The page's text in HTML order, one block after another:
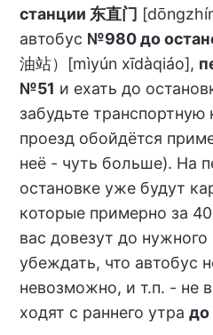
станции 东直门
автобус №980 до
油站）[mìyún xīdàqiáo],
№51 и ехать до
забудьте транспортную
проезд обойдётся
неё - чуть больше). На
остановке уже будут
которые примерно за
вас довезут до нужного
убеждать, что автобус
невозможно, и т.п. - не
ходят с раннего утра до